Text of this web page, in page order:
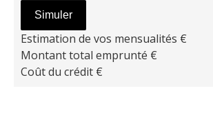
Simuler
Estimation de vos mensualités €
Montant total emprunté €
Coût du crédit €